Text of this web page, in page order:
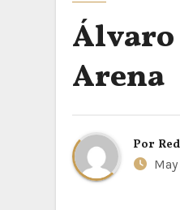
Álvaro
Arena
Por